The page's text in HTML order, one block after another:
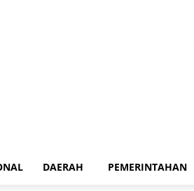
DAERAH PEMERINTAHAN